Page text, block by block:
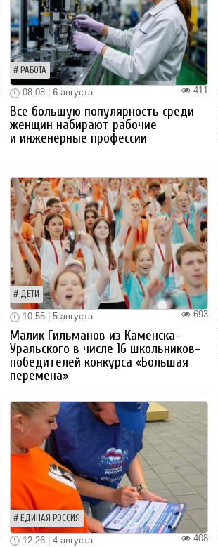
РАБОТА
411
08:08 | 6 августа
Все большую популярность среди
женщин набирают рабочие
и инженерные профессии
ДЕТИ
693
10:55 | 5 августа
Малик Гильманов из Каменска-
Уральского в числе 16 школьников-
победителей конкурса «Большая
перемена»
ЕДИНАЯ РОССИЯ
408
12:26 | 4 августа